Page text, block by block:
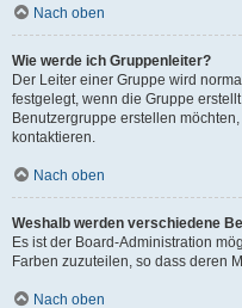
Nach oben
Wie werde ich Gruppenleiter?
Der Leiter einer Gruppe wird
festgelegt, wenn die Gruppe
Benutzergruppe erstellen
kontaktieren.
Nach oben
Weshalb werden verschiedene
Es ist der Board-Administration
Farben zuzuteilen, so dass deren
Nach oben